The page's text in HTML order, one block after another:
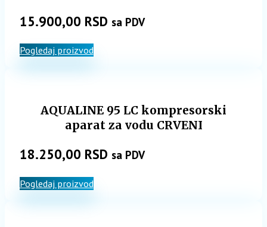
15.900,00 RSD sa PDV
Pogledaj proizvod
AQUALINE 95 LC kompresorski
aparat za vodu CRVENI
18.250,00 RSD sa PDV
Pogledaj proizvod